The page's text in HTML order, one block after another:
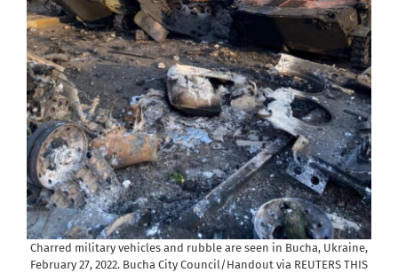
Charred military vehicles and rubble are seen in Bucha, Ukraine,
February 27, 2022. Bucha City Council/Handout via REUTERS THIS